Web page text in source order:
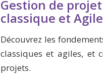
Gestion de
classique et Agile
Découvrez les
classiques et agiles, et
projets.